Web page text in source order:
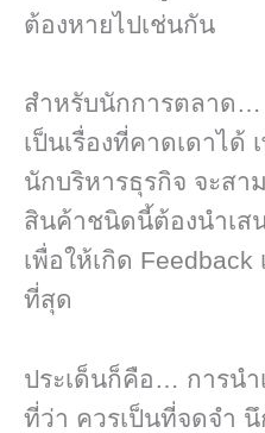
ต้องหายไปเช่นกัน
สำหรับนักการตลาด
เป็นเรื่องที่คาดเดาได้
นักบริหารธุรกิจ จะส
สินค้าชนิดนี้ต้องนำเส
เพื่อให้เกิด
ที่สุด
ประเด็นก็คือ… การน
ที่ว่า ควรเป็นที่จดจำ